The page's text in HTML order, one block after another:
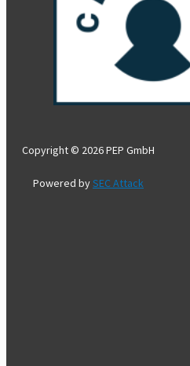
Copyright © 2026 PEP GmbH
Powered bySEC Attack